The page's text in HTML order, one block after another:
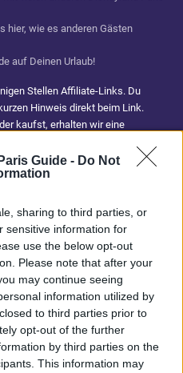
Guide - Do Not
sharing to third parties, or
sensitive information for
use the below opt-out
Please note that after your
may continue seeing
information utilized by
to third parties prior to
opt-out of the further
by third parties on the
This information may
hier, wie es anderen Gästen
auf Deinen Urlaub!
Stellen Affiliate-Links. Du
Hinweis direkt beim Link.
kaufst, erhalten wir eine
Planungsinhalte weiterhin
Deine Unterstützung.
News aus den